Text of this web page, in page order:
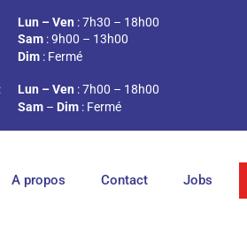
Lun – Ven : 7h30 – 18h00
Sam : 9h00 – 13h00
Dim : Fermé
Lun – Ven : 7h00 – 18h00
Sam – Dim : Fermé
A propos Contact Jobs